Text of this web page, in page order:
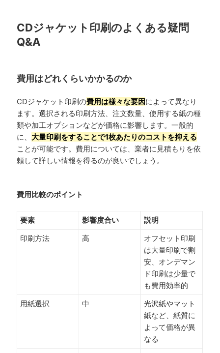
CDジャケット印刷のよくある疑問
Q&A
費用はどれくらいかかるのか
CDジャケット印刷の費用は様々な要因によって異なり
ます。選択される印刷方法、注文数量、使用する紙の種
類や加工オプションなどが価格に影響します。一般的
に、 大量印刷をすることで1枚あたりのコストを抑える
ことが可能です。費用については、業者に見積もりを依
頼して詳しい情報を得るのが良いでしょう。
費用比較のポイント
要素 影響度合い
説明
印刷方法
高
オフセット印刷
は大量印刷で割
安、オンデマン
ド印刷は少量で
も費用効率的
用紙選択
中
光沢紙やマット
紙など、紙質に
よって価格が異
なる